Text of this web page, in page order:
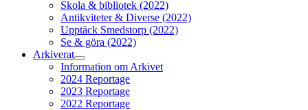
Skola & bibliotek (2022)
Antikviteter & Diverse (2022)
Upptäck Smedstorp (2022)
Se & göra (2022)
Arkiverat
Information om Arkivet
2024 Reportage
2023 Reportage
2022 Reportage